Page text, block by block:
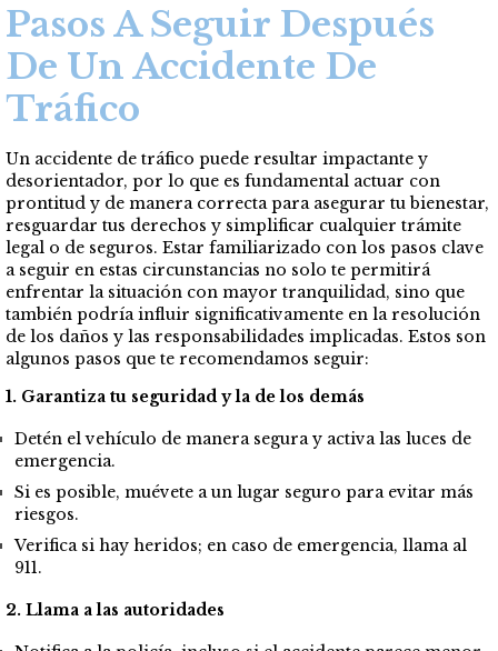
Pasos A Seguir Después
De Un Accidente De
Tráfico
Un accidente de tráfico puede resultar impactante y
desorientador, por lo que es fundamental actuar con
prontitud y de manera correcta para asegurar tu bienestar,
resguardar tus derechos y simplificar cualquier trámite
legal o de seguros. Estar familiarizado con los pasos clave
a seguir en estas circunstancias no solo te permitirá
enfrentar la situación con mayor tranquilidad, sino que
también podría influir significativamente en la resolución
de los daños y las responsabilidades implicadas. Estos son
algunos pasos que te recomendamos seguir:
1. Garantiza tu seguridad y la de los demás
Detén el vehículo de manera segura y activa las luces de
emergencia.
Si es posible, muévete a un lugar seguro para evitar más
riesgos.
Verifica si hay heridos; en caso de emergencia, llama al
911.
2. Llama a las autoridades